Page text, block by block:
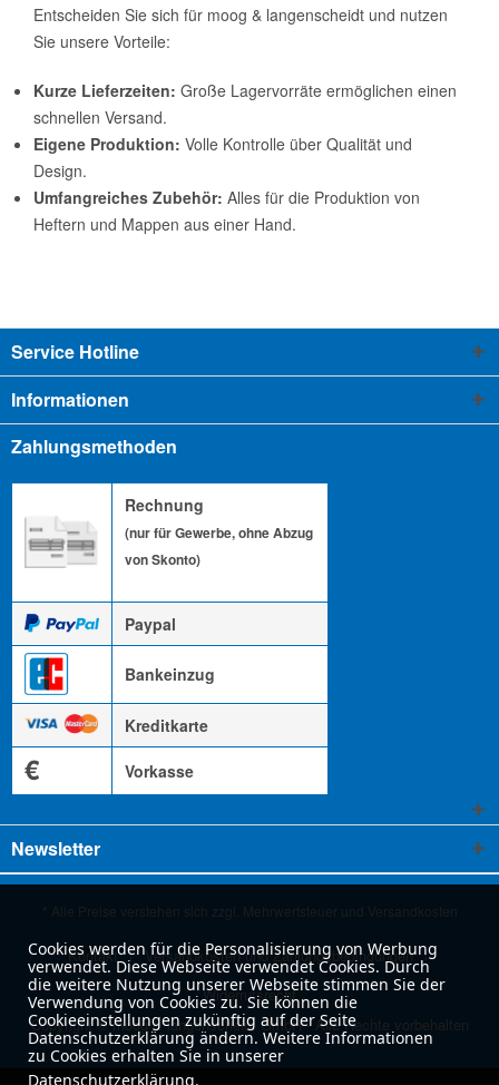
Entscheiden Sie sich für moog & langenscheidt und nutzen
Sie unsere Vorteile:
Kurze Lieferzeiten: Große Lagervorräte ermöglichen einen
schnellen Versand.
Eigene Produktion: Volle Kontrolle über Qualität und
Design.
Umfangreiches Zubehör: Alles für die Produktion von
Heftern und Mappen aus einer Hand.
Service Hotline
Informationen
Zahlungsmethoden
Rechnung
(nur für Gewerbe, ohne Abzug
von Skonto)
Paypal
Bankeinzug
Kreditkarte
€ Vorkasse
Newsletter
* Alle Preise verstehen sich zzgl. Mehrwertsteuer und Versandkosten
Kontakt
Versandkosten und Zahlungsbedingungen
Widerrufsrecht
Copyright © moog & langenscheidt GmbH - Alle Rechte vorbehalten
Cookies werden für die Personalisierung von Werbung
verwendet. Diese Webseite verwendet Cookies. Durch
die weitere Nutzung unserer Webseite stimmen Sie der
Verwendung von Cookies zu. Sie können die
Cookieeinstellungen zukünftig auf der Seite
Datenschutzerklärung ändern. Weitere Informationen
zu Cookies erhalten Sie in unserer
Datenschutzerklärung.